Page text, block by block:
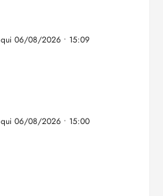
qui 06/08/2026 • 15:09
qui 06/08/2026 • 15:00